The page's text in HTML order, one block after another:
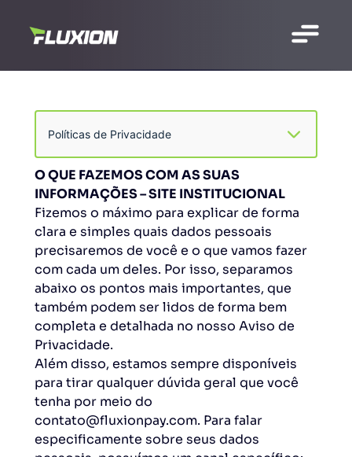
O QUE FAZEMOS COM AS SUAS
INFORMAÇÕES – SITE INSTITUCIONAL
Fizemos o máximo para explicar de forma
clara e simples quais dados pessoais
precisaremos de você e o que vamos fazer
com cada um deles. Por isso, separamos
abaixo os pontos mais importantes, que
também podem ser lidos de forma bem
completa e detalhada no nosso Aviso de
Privacidade.
Além disso, estamos sempre disponíveis
para tirar qualquer dúvida geral que você
tenha por meio do
contato@fluxionpay.com. Para falar
especificamente sobre seus dados